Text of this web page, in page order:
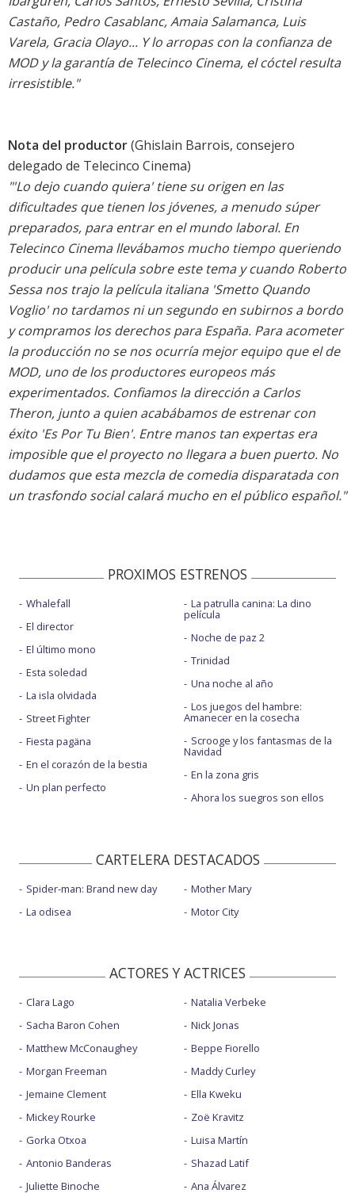
Castaño, Pedro Casablanc, Amaia Salamanca, Luis
Varela, Gracia Olayo... Y lo arropas con la confianza de
MOD y la garantía de Telecinco Cinema, el cóctel resulta
irresistible."
Nota del productor(Ghislain Barrois, consejero
delegado de Telecinco Cinema)
"'Lo dejo cuando quiera' tiene su origen en las
dificultades que tienen los jóvenes, a menudo súper
preparados, para entrar en el mundo laboral. En
Telecinco Cinema llevábamos mucho tiempo queriendo
producir una película sobre este tema y cuando Roberto
Sessa nos trajo la película italiana 'Smetto Quando
Voglio' no tardamos ni un segundo en subirnos a bordo
y compramos los derechos para España. Para acometer
la producción no se nos ocurría mejor equipo que el de
MOD, uno de los productores europeos más
experimentados. Confiamos la dirección a Carlos
Theron, junto a quien acabábamos de estrenar con
éxito 'Es Por Tu Bien'. Entre manos tan expertas era
imposible que el proyecto no llegara a buen puerto. No
dudamos que esta mezcla de comedia disparatada con
un trasfondo social calará mucho en el público español."
PROXIMOS ESTRENOS
Whalefall
El director
El último mono
Esta soledad
La isla olvidada
Street Fighter
Fiesta pagäna
En el corazón de la bestia
Un plan perfecto
La patrulla canina: La dino
película
Noche de paz 2
Trinidad
Una noche al año
Los juegos del hambre:
Amanecer en la cosecha
Scrooge y los fantasmas de la
Navidad
En la zona gris
Ahora los suegros son ellos
CARTELERA DESTACADOS
Spider-man: Brand new day
La odisea
Mother Mary
Motor City
ACTORES Y ACTRICES
Clara Lago
Sacha Baron Cohen
Matthew McConaughey
Morgan Freeman
Jemaine Clement
Mickey Rourke
Gorka Otxoa
Antonio Banderas
Juliette Binoche
Natalia Verbeke
Nick Jonas
Beppe Fiorello
Maddy Curley
Ella Kweku
Zoë Kravitz
Luisa Martín
Shazad Latif
Ana Álvarez